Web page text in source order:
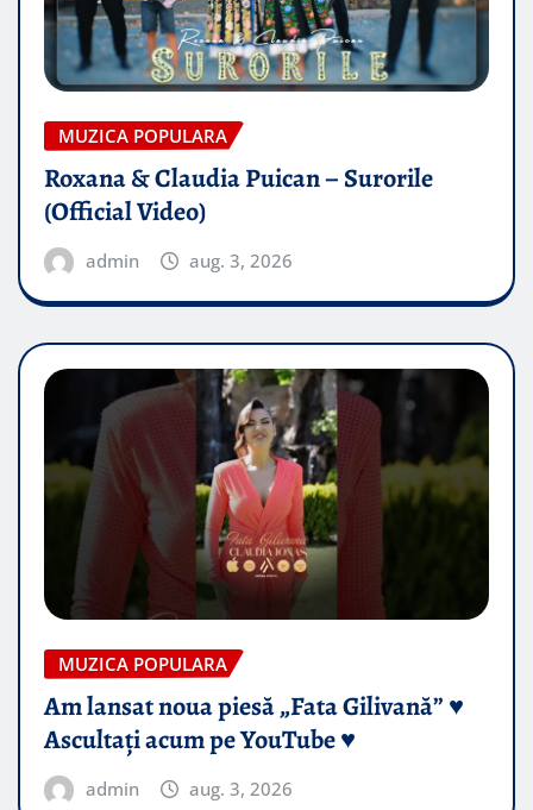
MUZICA POPULARA
Roxana & Claudia Puican – Surorile
(Official Video)
admin aug. 3, 2026
MUZICA POPULARA
Am lansat noua piesă „Fata Gilivană” ♥️
Ascultați acum pe YouTube ♥️
admin aug. 3, 2026